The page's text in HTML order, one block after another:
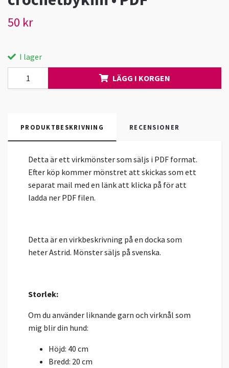
50 kr
I lager
LÄGG I KORGEN
PRODUKTBESKRIVNING RECENSIONER
Detta är ett virkmönster som säljs i PDF format.
Efter köp kommer mönstret att skickas som ett
separat mail med en länk att klicka på för att
ladda ner PDF filen.
Detta är en virkbeskrivning på en docka som
heter Astrid. Mönster säljs på svenska.
Storlek:
Om du använder liknande garn och virknål som
mig blir din hund:
Höjd: 40 cm
Bredd: 20 cm